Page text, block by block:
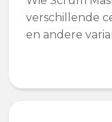
verschillende
en andere